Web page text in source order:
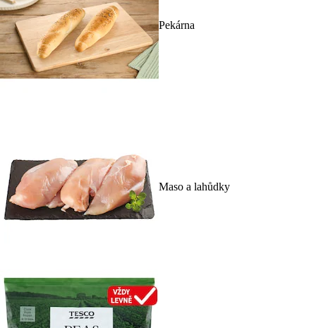
Pekárna
Maso a lahůdky